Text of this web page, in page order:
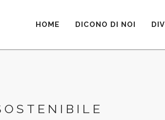
HOME DICONO DI NOI